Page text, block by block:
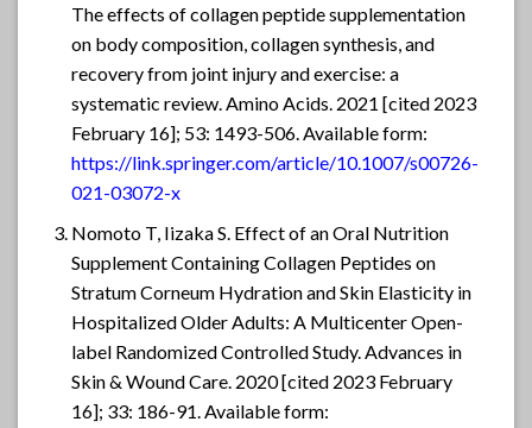
The effects of collagen peptide supplementation
on body composition, collagen synthesis, and
recovery from joint injury and exercise: a
systematic review. Amino Acids. 2021 [cited 2023
February 16]; 53: 1493-506. Available form:
https://link.springer.com/article/10.1007/s00726-
021-03072-x
Nomoto T, Iizaka S. Effect of an Oral Nutrition
Supplement Containing Collagen Peptides on
Stratum Corneum Hydration and Skin Elasticity in
Hospitalized Older Adults: A Multicenter Open-
label Randomized Controlled Study. Advances in
Skin & Wound Care. 2020 [cited 2023 February
16]; 33: 186-91. Available form: